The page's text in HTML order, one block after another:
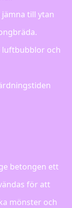
till ytan
luftbubblor och
betongen ett
för att
mönster och